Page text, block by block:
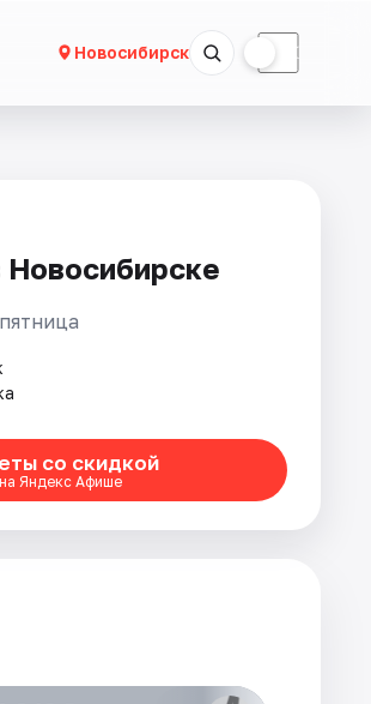
Новосибирск ☾
пятница
со скидкой
на Яндекс Афише